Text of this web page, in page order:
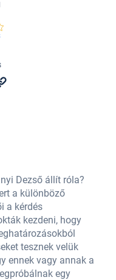
Dezső állít róla?
a különböző
a kérdés
kezdeni, hogy
tesznek velük
ennek vagy annak a
egy